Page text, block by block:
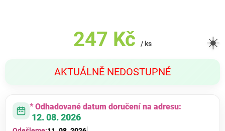
247 Kč / ks
cena:
AKTUÁLNĚ NEDOSTUPNÉ
☀️
* Odhadované datum doručení na adresu:
12. 08. 2026